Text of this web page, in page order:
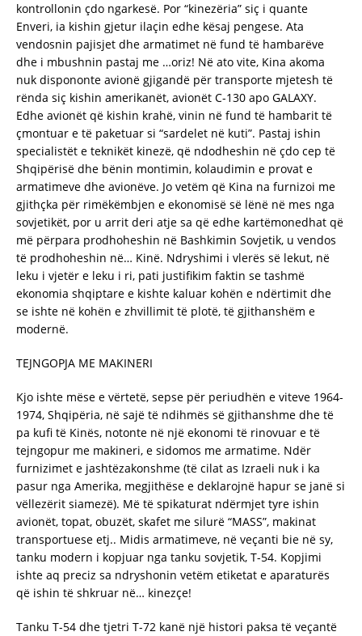
kontrollonin çdo ngarkesë. Por “kinezëria” siç i quante
Enveri, ia kishin gjetur ilaçin edhe kësaj pengese. Ata
vendosnin pajisjet dhe armatimet në fund të hambarëve
dhe i mbushnin pastaj me …oriz! Në ato vite, Kina akoma
nuk dispononte avionë gjigandë për transporte mjetesh të
rënda siç kishin amerikanët, avionët C-130 apo GALAXY.
Edhe avionët që kishin krahë, vinin në fund të hambarit të
çmontuar e të paketuar si “sardelet në kuti”. Pastaj ishin
specialistët e teknikët kinezë, që ndodheshin në çdo cep të
Shqipërisë dhe bënin montimin, kolaudimin e provat e
armatimeve dhe avionëve. Jo vetëm që Kina na furnizoi me
gjithçka për rimëkëmbjen e ekonomisë së lënë në mes nga
sovjetikët, por u arrit deri atje sa që edhe kartëmonedhat që
më përpara prodhoheshin në Bashkimin Sovjetik, u vendos
të prodhoheshin në… Kinë. Ndryshimi i vlerës së lekut, në
leku i vjetër e leku i ri, pati justifikim faktin se tashmë
ekonomia shqiptare e kishte kaluar kohën e ndërtimit dhe
se ishte në kohën e zhvillimit të plotë, të gjithanshëm e
modernë.
TEJNGOPJA ME MAKINERI
Kjo ishte mëse e vërtetë, sepse për periudhën e viteve 1964-
1974, Shqipëria, në sajë të ndihmës së gjithanshme dhe të
pa kufi të Kinës, notonte në një ekonomi të rinovuar e të
tejngopur me makineri, e sidomos me armatime. Ndër
furnizimet e jashtëzakonshme (të cilat as Izraeli nuk i ka
pasur nga Amerika, megjithëse e deklarojnë hapur se janë si
vëllezërit siamezë). Më të spikaturat ndërmjet tyre ishin
avionët, topat, obuzët, skafet me silurë “MASS”, makinat
transportuese etj.. Midis armatimeve, në veçanti bie në sy,
tanku modern i kopjuar nga tanku sovjetik, T-54. Kopjimi
ishte aq preciz sa ndryshonin vetëm etiketat e aparaturës
që ishin të shkruar në… kinezçe!
Tanku T-54 dhe tjetri T-72 kanë një histori paksa të veçantë